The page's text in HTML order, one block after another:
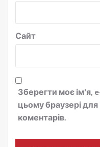
Сайт
Зберегти моє ім'я,
цьому браузері
коментарів.